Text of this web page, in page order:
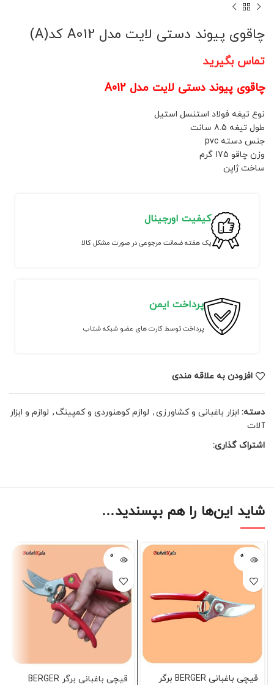
چاقوی پیوند دستی لایت مدل A012 کد(A)
تماس بگیرید
چاقوی پیوند دستی لایت مدل A012
نوع تیغه فولاد استنسل استیل
طول تیغه 8.5 سانت
جنس دسته pvc
وزن چاقو 175 گرم
ساخت ژاپن
کیفیت اورجینال
یک هفته ضمانت مرجوعی در صورت مشکل کالا
پرداخت ایمن
پرداخت توسط کارت های عضو شبکه شتاب
افزودن به علاقه مندی
دسته: ابزار باغبانی و کشاورزی, لوازم کوهنوردی و کمپینگ, لوازم و ابزار
آلات
اشتراک گذاری:
شاید این‌ها را هم بپسندید…
فروخته
شده
قیچی باغبانی BERGER برگر
فروخته
شده
قیچی باغبانی برگر BERGER